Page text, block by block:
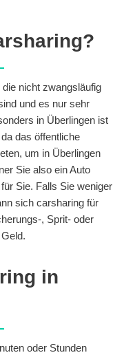
nicht zwangsläufig
und es nur sehr
in Überlingen ist
das öffentliche
um in Überlingen
Sie also ein Auto
Sie. Falls Sie weniger
sich carsharing für
, Sprit- oder
in
oder Stunden